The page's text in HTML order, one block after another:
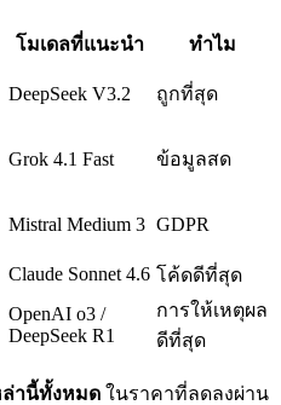
โมเดลที่แนะนำ
ทำไม
DeepSeek V3.2 ถูกที่สุด
Grok 4.1 Fast ข้อมูลสด
Mistral Medium 3 GDPR
Claude Sonnet 4.6 โค้ดดีที่สุด
OpenAI o3 /
DeepSeek R1
การให้เหตุผล
ดีที่สุด
ล่านี้ทั้งหมด ในราคาที่ลดลงผ่าน